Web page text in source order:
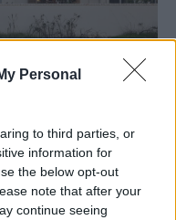
Personal
to third parties, or
information for
the below opt-out
note that after your
continue seeing
vytvorili dom